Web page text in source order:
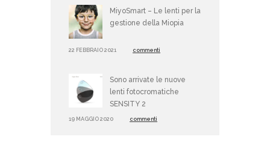
MiyoSmart – Le lenti per la
gestione della Miopia
22 FEBBRAIO 2021 commenti
Sono arrivate le nuove
lenti fotocromatiche
SENSITY 2
19 MAGGIO 2020 commenti